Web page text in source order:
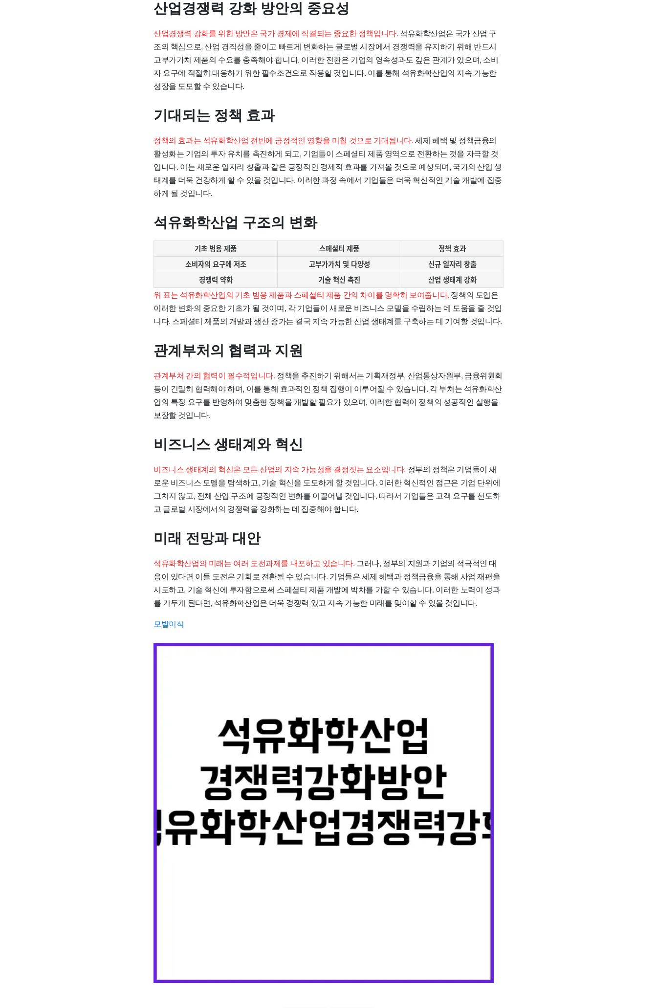
산업경쟁력 강화 방안의 중요성
산업경쟁력 강화를 위한 방안은 국가 경제에 직결되는 중요한 정책입니다. 석유화학산업은 국가 산업 구
조의 핵심으로, 산업 경직성을 줄이고 빠르게 변화하는 글로벌 시장에서 경쟁력을 유지하기 위해 반드시
고부가가치 제품의 수요를 충족해야 합니다. 이러한 전환은 기업의 영속성과도 깊은 관계가 있으며, 소비
자 요구에 적절히 대응하기 위한 필수조건으로 작용할 것입니다. 이를 통해 석유화학산업의 지속 가능한
성장을 도모할 수 있습니다.
기대되는 정책 효과
정책의 효과는 석유화학산업 전반에 긍정적인 영향을 미칠 것으로 기대됩니다.세제 혜택 및 정책금융의
활성화는 기업의 투자 유치를 촉진하게 되고, 기업들이 스페셜티 제품 영역으로 전환하는 것을 자극할 것
입니다. 이는 새로운 일자리 창출과 같은 긍정적인 경제적 효과를 가져올 것으로 예상되며, 국가의 산업 생
태계를 더욱 건강하게 할 수 있을 것입니다. 이러한 과정 속에서 기업들은 더욱 혁신적인 기술 개발에 집중
하게 될 것입니다.
석유화학산업 구조의 변화
기초 범용 제품 스페셜티 제품
정책 효과
소비자의 요구에 저조
고부가가치 및 다양성
신규 일자리 창출
경쟁력 약화
기술 혁신 촉진 산업 생태계 강화
위 표는 석유화학산업의 기초 범용 제품과 스페셜티 제품 간의 차이를 명확히 보여줍니다. 정책의 도입은
이러한 변화의 중요한 기초가 될 것이며, 각 기업들이 새로운 비즈니스 모델을 수립하는 데 도움을 줄 것입
니다. 스페셜티 제품의 개발과 생산 증가는 결국 지속 가능한 산업 생태계를 구축하는 데 기여할 것입니다.
관계부처의 협력과 지원
관계부처 간의 협력이 필수적입니다. 정책을 추진하기 위해서는 기획재정부, 산업통상자원부, 금융위원회
등이 긴밀히 협력해야 하며, 이를 통해 효과적인 정책 집행이 이루어질 수 있습니다. 각 부처는 석유화학산
업의 특정 요구를 반영하여 맞춤형 정책을 개발할 필요가 있으며, 이러한 협력이 정책의 성공적인 실행을
보장할 것입니다.
비즈니스 생태계와 혁신
비즈니스 생태계의 혁신은 모든 산업의 지속 가능성을 결정짓는 요소입니다. 정부의 정책은 기업들이 새
로운 비즈니스 모델을 탐색하고, 기술 혁신을 도모하게 할 것입니다. 이러한 혁신적인 접근은 기업 단위에
그치지 않고, 전체 산업 구조에 긍정적인 변화를 이끌어낼 것입니다. 따라서 기업들은 고객 요구를 선도하
고 글로벌 시장에서의 경쟁력을 강화하는 데 집중해야 합니다.
미래 전망과 대안
석유화학산업의 미래는 여러 도전과제를 내포하고 있습니다. 그러나, 정부의 지원과 기업의 적극적인 대
응이 있다면 이들 도전은 기회로 전환될 수 있습니다. 기업들은 세제 혜택과 정책금융을 통해 사업 재편을
시도하고, 기술 혁신에 투자함으로써 스페셜티 제품 개발에 박차를 가할 수 있습니다. 이러한 노력이 성과
를 거두게 된다면, 석유화학산업은 더욱 경쟁력 있고 지속 가능한 미래를 맞이할 수 있을 것입니다.
모발이식